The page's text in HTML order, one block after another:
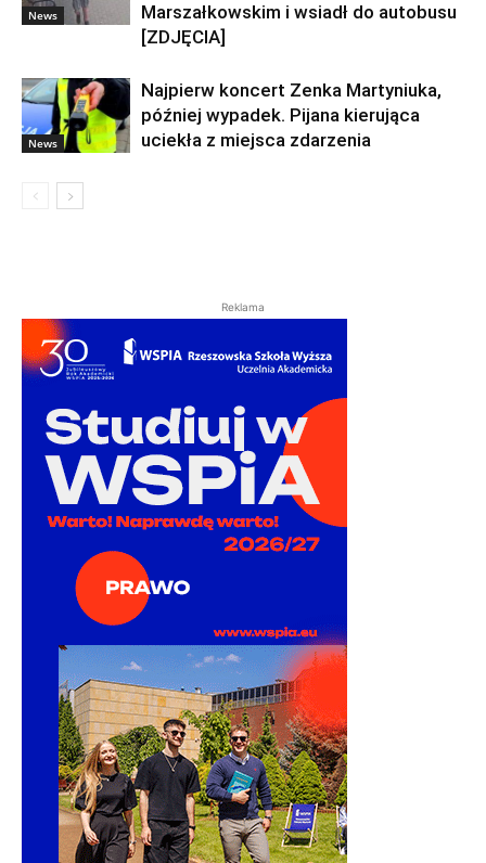
News
Marszałkowskim i wsiadł do autobusu
[ZDJĘCIA]
News
Najpierw koncert Zenka Martyniuka,
później wypadek. Pijana kierująca
uciekła z miejsca zdarzenia
Reklama